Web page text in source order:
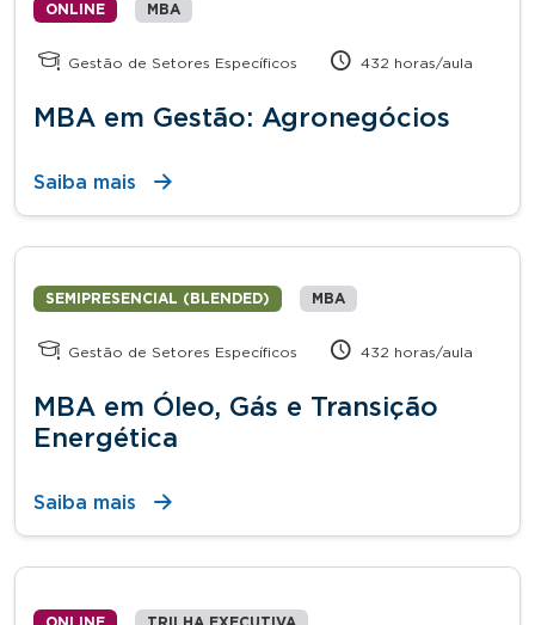
ONLINE MBA
Gestão de Setores Específicos 432 horas/aula
MBA em Gestão: Agronegócios
Saiba mais
SEMIPRESENCIAL (BLENDED) MBA
Gestão de Setores Específicos 432 horas/aula
MBA em Óleo, Gás e Transição
Energética
Saiba mais